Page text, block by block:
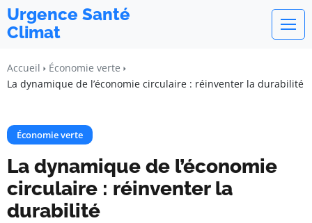
Urgence Santé
Climat
Accueil
Économie verte
La dynamique de l’économie circulaire : réinventer la durabilité
Économie verte
La dynamique de l’économie
circulaire : réinventer la
durabilité